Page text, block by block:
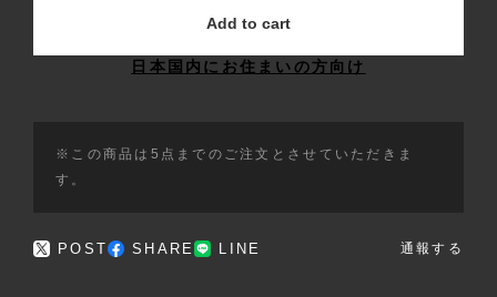
Add to cart
日本国内にお住まいの方向け
※この商品は5点までのご注文とさせていただきま
す。
POST SHARE LINE 通報する